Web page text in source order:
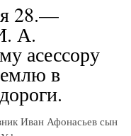
28.—
А.
асессору
в
Иван Афонасьев сын